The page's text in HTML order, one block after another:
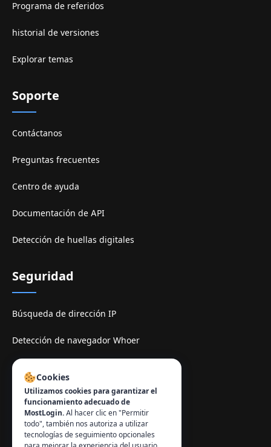
Programa de referidos
historial de versiones
Explorar temas
Soporte
Contáctanos
Preguntas frecuentes
Centro de ayuda
Documentación de API
Detección de huellas digitales
Seguridad
Búsqueda de dirección IP
Detección de navegador Whoer
Sitio de espelhe TamilMV
Contacto:
info@mostlogin.com
Cookies
Utilizamos cookies para garantizar el
funcionamiento adecuado de
MostLogin. Al hacer clic en "Permitir
todo", también nos autoriza a utilizar
tecnologías de seguimiento opcionales